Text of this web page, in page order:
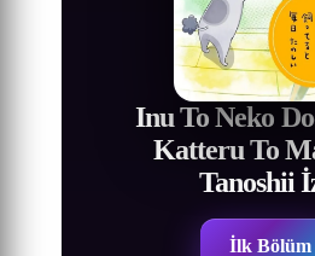
Inu To Neko
Katteru To
Tanoshii
İlk Bölüm